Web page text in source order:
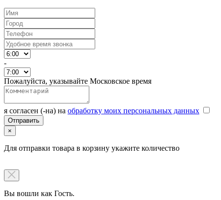
-
Пожалуйста, указывайте Московское время
я согласен (-на) на обработку моих персональных данных
×
Для отправки товара в корзину укажите количество
Вы вошли как Гость.